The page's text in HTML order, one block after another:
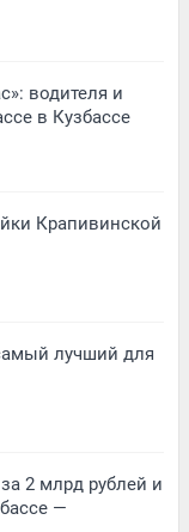
водителя и
в Кузбассе
Крапивинской
лучший для
2 млрд рублей и
—